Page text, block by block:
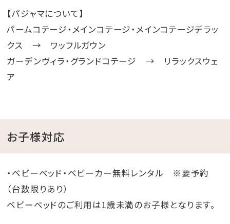
【パジャマについて】
パームコテージ・メインコテージ・メインコテージデラッ
クス → ワッフルガウン
ガーデンヴィラ・グランドコテージ → リラックスウェ
ア
お子様対応
・ベビーベッド・ベビーカー無料レンタル ※要予約
（台数限りあり）
ベビーベッドのご利用は1歳未満のお子様となります。